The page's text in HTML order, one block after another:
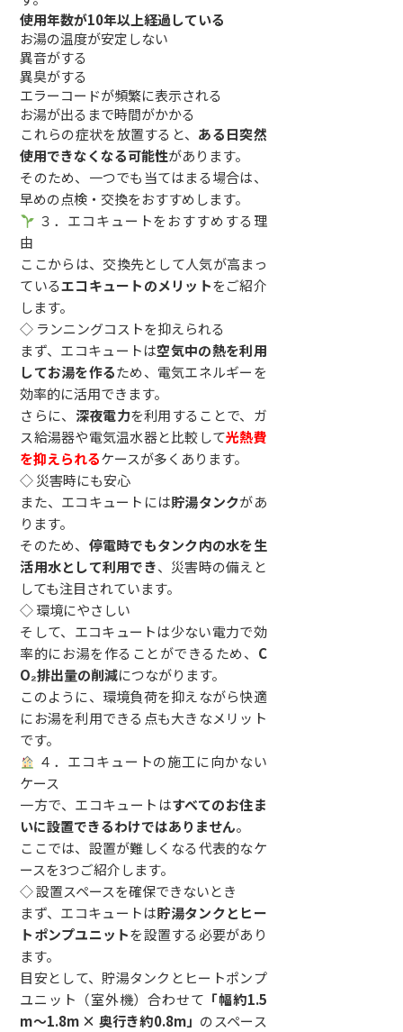
使用年数が10年以上経過している
お湯の温度が安定しない
異音がする
異臭がする
エラーコードが頻繁に表示される
お湯が出るまで時間がかかる
これらの症状を放置すると、 ある日突然
使用できなくなる可能性があります。
そのため、一つでも当てはまる場合は、
早めの点検・交換をおすすめします。
３．エコキュートをおすすめする理
由
ここからは、交換先として人気が高まっ
ているエコキュートのメリットをご紹介
します。
◇ ランニングコストを抑えられる
まず、エコキュートは空気中の熱を利用
してお湯を作るため、電気エネルギーを
効率的に活用できます。
さらに、 深夜電力を利用することで、ガ
ス給湯器や電気温水器と比較して光熱費
を抑えられるケースが多くあります。
◇ 災害時にも安心
また、エコキュートには貯湯タンクがあ
ります。
そのため、 停電時でもタンク内の水を生
活用水として利用でき、災害時の備えと
しても注目されています。
◇ 環境にやさしい
そして、エコキュートは少ない電力で効
率的にお湯を作ることができるため、 C
O₂排出量の削減につながります。
このように、環境負荷を抑えながら快適
にお湯を利用できる点も大きなメリット
です。
４．エコキュートの施工に向かない
ケース
一方で、エコキュートはすべてのお住ま
いに設置できるわけではありません。
ここでは、設置が難しくなる代表的なケ
ースを3つご紹介します。
◇ 設置スペースを確保できないとき
まず、エコキュートは貯湯タンクとヒー
トポンプユニットを設置する必要があり
ます。
目安として、貯湯タンクとヒートポンプ
ユニット（室外機）合わせて 「幅約1.5
m〜1.8m × 奥行き約0.8m」 のスペース